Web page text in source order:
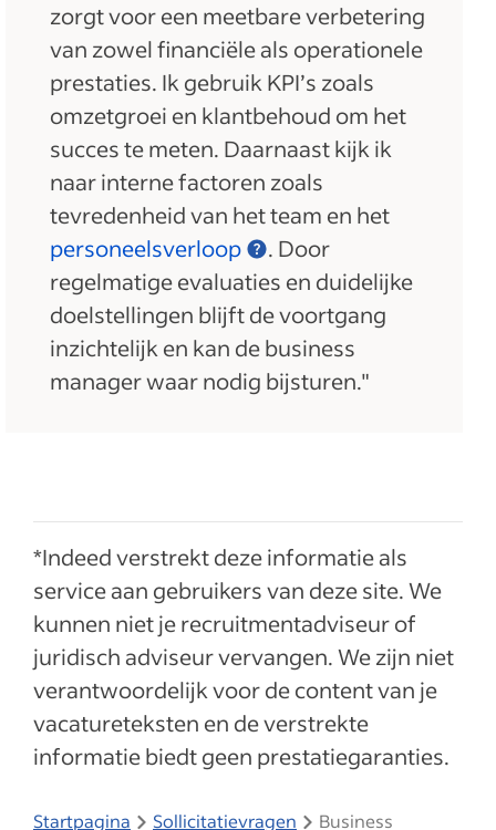
zorgt voor een meetbare verbetering
van zowel financiële als operationele
prestaties. Ik gebruik KPI’s zoals
omzetgroei en klantbehoud om het
succes te meten. Daarnaast kijk ik
naar interne factoren zoals
tevredenheid van het team en het
personeelsverloop
. Door
regelmatige evaluaties en duidelijke
doelstellingen blijft de voortgang
inzichtelijk en kan de business
manager waar nodig bijsturen."
*Indeed verstrekt deze informatie als
service aan gebruikers van deze site. We
kunnen niet je recruitmentadviseur of
juridisch adviseur vervangen. We zijn niet
verantwoordelijk voor de content van je
vacatureteksten en de verstrekte
informatie biedt geen prestatiegaranties.
Startpagina Sollicitatievragen Business